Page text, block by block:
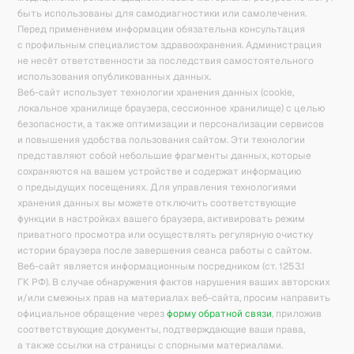
быть использованы для самодиагностики или самолечения.
Перед применением информации обязательна консультация
с профильным специалистом здравоохранения. Администрация
не несёт ответственности за последствия самостоятельного
использования опубликованных данных.
Веб-сайт использует технологии хранения данных (cookie,
локальное хранилище браузера, сессионное хранилище) с целью
безопасности, а также оптимизации и персонализации сервисов
и повышения удобства пользования сайтом. Эти технологии
представляют собой небольшие фрагменты данных, которые
сохраняются на вашем устройстве и содержат информацию
о предыдущих посещениях. Для управления технологиями
хранения данных вы можете отключить соответствующие
функции в настройках вашего браузера, активировать режим
приватного просмотра или осуществлять регулярную очистку
истории браузера после завершения сеанса работы с сайтом.
Веб-сайт является информационным посредником (ст. 1253.1
ГК РФ). В случае обнаружения фактов нарушения ваших авторских
и/или смежных прав на материалах веб-сайта, просим направить
официальное обращение через форму обратной связи, приложив
соответствующие документы, подтверждающие ваши права,
а также ссылки на страницы с спорными материалами.